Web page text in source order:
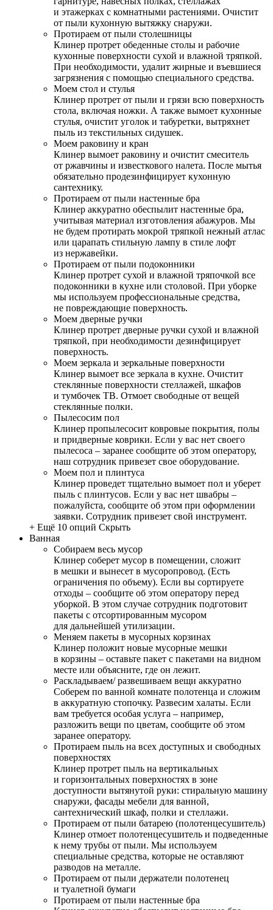
и этажерках с комнатными растениями. Очистит
от пыли кухонную вытяжку снаружи.
Протираем от пыли столешницы
Клинер протрет обеденные столы и рабочие
кухонные поверхности сухой и влажной тряпкой.
При необходимости, удалит жирные и въевшиеся
загрязнения с помощью специального средства.
Моем стол и стулья
Клинер протрет от пыли и грязи всю поверхность
стола, включая ножки. А также вымоет кухонные
стулья, очистит уголок и табуретки, вытряхнет
пыль из текстильных сидушек.
Моем раковину и кран
Клинер вымоет раковину и очистит смеситель
от ржавчины и известкового налета. После мытья
обязательно продезинфицирует кухонную
сантехнику.
Протираем от пыли настенные бра
Клинер аккуратно обеспылит настенные бра,
учитывая материал изготовления абажуров. Мы
не будем протирать мокрой тряпкой нежный атлас
или царапать стильную лампу в стиле лофт
из нержавейки.
Протираем от пыли подоконники
Клинер протрет сухой и влажной тряпочкой все
подоконники в кухне или столовой. При уборке
мы используем профессиональные средства,
не повреждающие поверхность.
Моем дверные ручки
Клинер протрет дверные ручки сухой и влажной
тряпкой, при необходимости дезинфицирует
поверхность.
Моем зеркала и зеркальные поверхности
Клинер вымоет все зеркала в кухне. Очистит
стеклянные поверхности стеллажей, шкафов
и тумбочек ТВ. Отмоет свободные от вещей
стеклянные полки.
Пылесосим пол
Клинер пропылесосит ковровые покрытия, полы
и придверные коврики. Если у вас нет своего
пылесоса – заранее сообщите об этом оператору,
наш сотрудник привезет свое оборудование.
Моем пол и плинтуса
Клинер проведет тщательно вымоет пол и уберет
пыль с плинтусов. Если у вас нет швабры –
пожалуйста, сообщите об этом при оформлении
заявки. Сотрудник привезет свой инструмент.
+ Ещё 10 опций Скрыть
Ванная
Собираем весь мусор
Клинер соберет мусор в помещении, сложит
в мешки и вынесет в мусоропровод. (Есть
ограничения по объему). Если вы сортируете
отходы – сообщите об этом оператору перед
уборкой. В этом случае сотрудник подготовит
пакеты с отсортированным мусором
для дальнейшей утилизации.
Меняем пакеты в мусорных корзинах
Клинер положит новые мусорные мешки
в корзины – оставьте пакет с пакетами на видном
месте или объясните, где он лежит.
Раскладываем/ развешиваем вещи аккуратно
Соберем по ванной комнате полотенца и сложим
в аккуратную стопочку. Развесим халаты. Если
вам требуется особая услуга – например,
разложить вещи по цветам, сообщите об этом
заранее оператору.
Протираем пыль на всех доступных и свободных
поверхностях
Клинер протрет пыль на вертикальных
и горизонтальных поверхностях в зоне
доступности вытянутой руки: стиральную машину
снаружи, фасады мебели для ванной,
сантехнический шкаф, полки и стеллажи.
Протираем от пыли батарею (полотенцесушитель)
Клинер отмоет полотенцесушитель и подведенные
к нему трубы от пыли. Мы используем
специальные средства, которые не оставляют
разводов на металле.
Протираем от пыли держатели полотенец
и туалетной бумаги
Протираем от пыли настенные бра